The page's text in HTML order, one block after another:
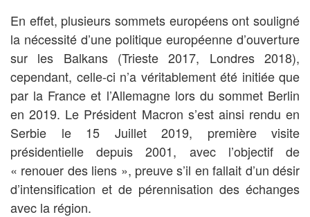
En effet, plusieurs sommets européens ont souligné
la nécessité d’une politique européenne d’ouverture
sur les Balkans (Trieste 2017, Londres 2018),
cependant, celle-ci n’a véritablement été initiée que
par la France et l’Allemagne lors du sommet Berlin
en 2019. Le Président Macron s’est ainsi rendu en
Serbie le 15 Juillet 2019, première visite
présidentielle depuis 2001, avec l’objectif de
« renouer des liens », preuve s’il en fallait d’un désir
d’intensification et de pérennisation des échanges
avec la région.